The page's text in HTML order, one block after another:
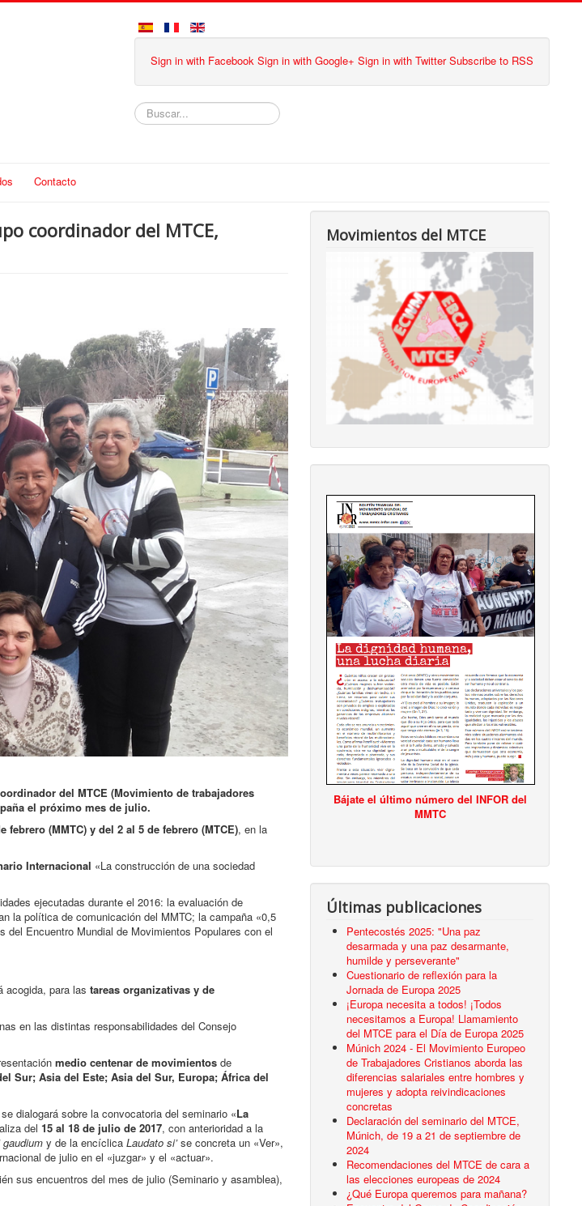
Sign in with Facebook Sign in with Google+ Sign in with Twitter Subscribe to RSS
Buscar
Contacto
coordinador del MTCE,
del MTCE (Movimiento de trabajadores
el próximo mes de julio.
febrero (MMTC) y del 2 al 5 de febrero (MTCE), en la
Internacional «La construcción de una sociedad
ejecutadas durante el 2016: la evaluación de
la política de comunicación del MMTC; la campaña «0,5
Encuentro Mundial de Movimientos Populares con el
acogida, para las tareas organizativas y de
en las distintas responsabilidades del Consejo
medio centenar de movimientos de
Sur; Asia del Este; Asia del Sur, Europa; África del
dialogará sobre la convocatoria del seminario «La
del 15 al 18 de julio de 2017, con anterioridad a la
y de la encíclica Laudato si’se concreta un «Ver»,
de julio en el «juzgar» y el «actuar».
sus encuentros del mes de julio (Seminario y asamblea),
Movimientos del MTCE
Bájate el último número del INFOR del
MMTC
Últimas publicaciones
Pentecostés 2025: "Una paz
desarmada y una paz desarmante,
humilde y perseverante"
Cuestionario de reflexión para la
Jornada de Europa 2025
¡Europa necesita a todos! ¡Todos
necesitamos a Europa! Llamamiento
del MTCE para el Día de Europa 2025
Múnich 2024 - El Movimiento Europeo
de Trabajadores Cristianos aborda las
diferencias salariales entre hombres y
mujeres y adopta reivindicaciones
concretas
Declaración del seminario del MTCE,
Múnich, de 19 a 21 de septiembre de
2024
Recomendaciones del MTCE de cara a
las elecciones europeas de 2024
¿Qué Europa queremos para mañana?